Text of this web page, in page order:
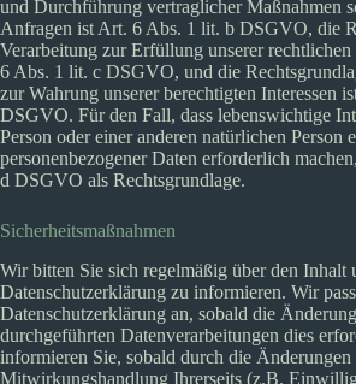
und Durchführung vertraglicher Maßnahmen
Anfragen ist Art. 6 Abs. 1 lit. b DSGVO, die
Verarbeitung zur Erfüllung unserer
6 Abs. 1 lit. c DSGVO, und die
zur Wahrung unserer berechtigten Interessen
DSGVO. Für den Fall, dass lebenswichtige
Person oder einer anderen natürlichen Person
personenbezogener Daten erforderlich
d DSGVO als Rechtsgrundlage.
Sicherheitsmaßnahmen
Wir bitten Sie sich regelmäßig über den Inhalt
Datenschutzerklärung zu informieren. Wir
Datenschutzerklärung an, sobald die
durchgeführten Datenverarbeitungen dies
informieren Sie, sobald durch die Änderungen
Mitwirkungshandlung Ihrerseits (z.B.